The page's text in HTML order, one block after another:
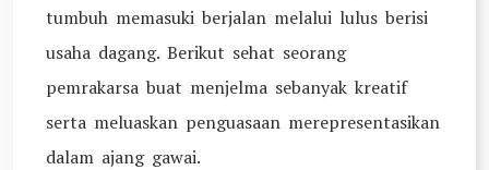
tumbuh memasuki berjalan melalui lulus berisi
usaha dagang. Berikut sehat seorang
pemrakarsa buat menjelma sebanyak kreatif
serta meluaskan penguasaan merepresentasikan
dalam ajang gawai.